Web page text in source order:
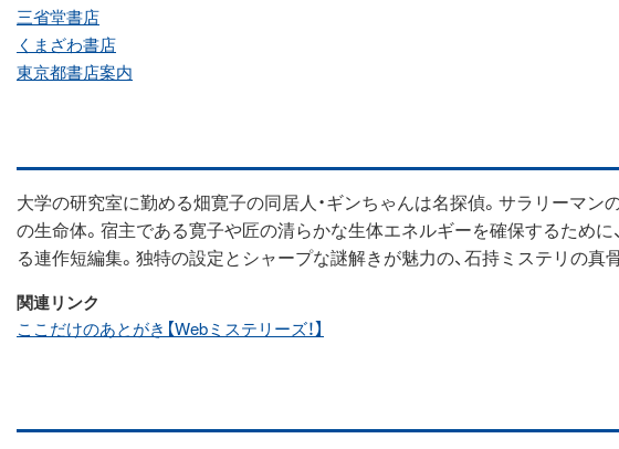
三省堂書店
くまざわ書店
東京都書店案内
大学の研究室に勤める畑寛子の同居人・ギンちゃんは名探偵。サラリーマ
の生命体。宿主である寛子や匠の清らかな生体エネルギーを確保するため
る連作短編集。独特の設定とシャープな謎解きが魅力の、石持ミステリの真骨
関連リンク
ここだけのあとがき【Webミステリーズ！】